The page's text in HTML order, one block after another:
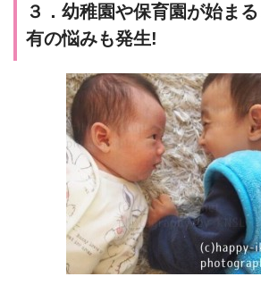
３．幼稚園や保育園が始ま
有の悩みも発生!